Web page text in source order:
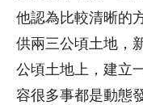
他認為比較清晰的
供兩三公頃土地，
公頃土地上，建立
容很多事都是動態